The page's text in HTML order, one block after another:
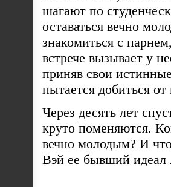
шагают по
оставаться вечно
знакомиться с
встрече вызывает у
приняв свои
пытается добиться
Через десять лет
круто поменяются.
вечно молодым? И
Вэй ее бывший